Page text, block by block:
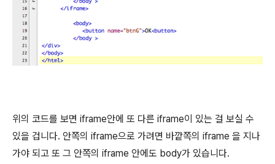
위의 코드를 보면 iframe안에 또 다른 iframe이 있는 걸 보실 수
있을 겁니다. 안쪽의 iframe으로 가려면 바깥쪽의 iframe 을 지나
가야 되고 또 그 안쪽의 iframe 안에도 body가 있습니다.